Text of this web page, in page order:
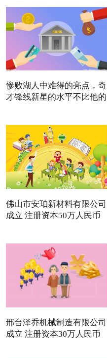
惨败湖人中难得的亮点，奇
才锋线新星的水平不比他的
佛山市安珀新材料有限公司
成立 注册资本50万人民币
邢台泽乔机械制造有限公司
成立 注册资本30万人民币